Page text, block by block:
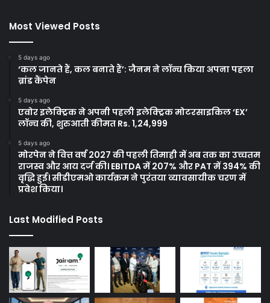
Most Viewed Posts
5 days ago
‘कल जानते हैं, कल बनाते हैं’: जैनम ने लॉन्च किया अपना पहला
ब्रांड कैंपेन
5 days ago
एवोर इलेक्ट्रिक ने अपनी पहली इलेक्ट्रिक मोटरसाइकिल ‘EX’
लॉन्च की, शुरुआती कीमत Rs. 1,24,999
5 days ago
मोरपेन ने वित्त वर्ष 2027 की पहली तिमाही में अब तक का उच्चतम
राजस्व और आय दर्ज की। EBITDA में 207% और PAT में 394% की
वृद्धि हुई। सीडीएमओ कार्यक्रम ने पुरंतया व्यावसायीक चरण में
प्रवेश किया।
Last Modified Posts